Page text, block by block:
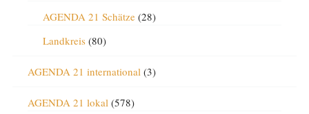
AGENDA 21 Schätze(28)
Landkreis(80)
AGENDA 21 international (3)
AGENDA 21 lokal (578)